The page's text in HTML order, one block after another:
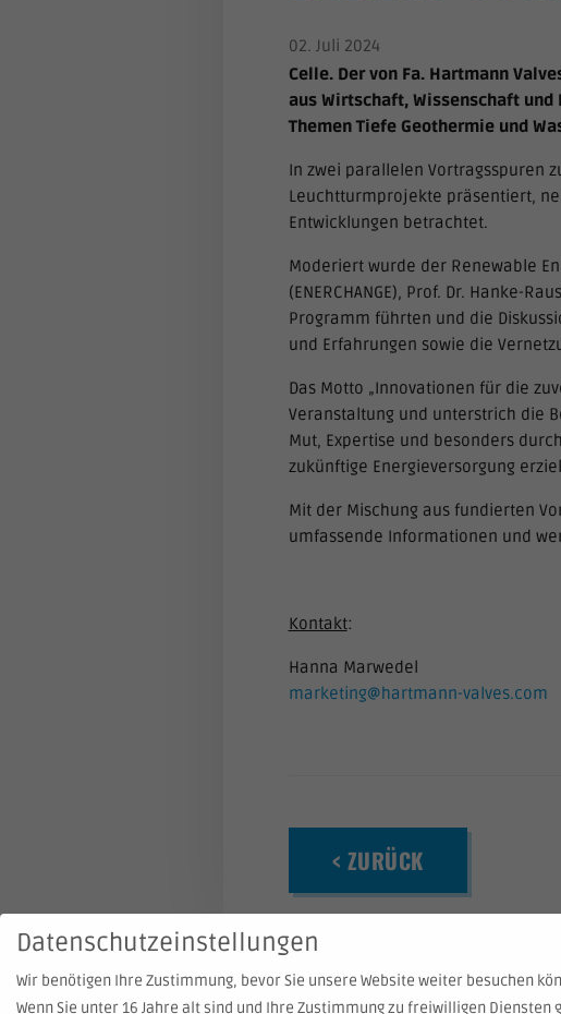
02. Juli 2024
Celle. Der von Fa. Hartmann
aus Wirtschaft, Wissenschaft
Themen Tiefe Geothermie und
In zwei parallelen Vortragsspuren
Leuchtturmprojekte präsentiert,
Entwicklungen betrachtet.
Moderiert wurde der Renewable
(ENERCHANGE), Prof. Dr. Hanke-
Programm führten und die
und Erfahrungen sowie die
Das Motto „Innovationen für die
Veranstaltung und unterstrich die
Mut, Expertise und besonders
zukünftige Energieversorgung
Mit der Mischung aus fundierten
umfassende Informationen und
Kontakt:
Hanna Marwedel
marketing@hartmann-valves.com
< ZURÜCK
Datenschutzeinstellungen
Wir benötigen Ihre Zustimmung, bevor Sie unsere Website weiter besuchen
Wenn Sie unter 16 Jahre alt sind und Ihre Zustimmung zu freiwilligen